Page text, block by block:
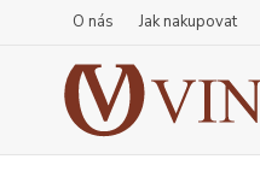
O nás Jak nakupovat